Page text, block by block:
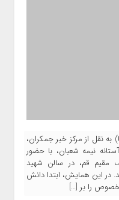
به نقل از مرکز خبر جمکران،
نیمه شعبان، با حضور
مقیم قم، در سالن شهید
این همایش، ابتدا دانش
را بر […]